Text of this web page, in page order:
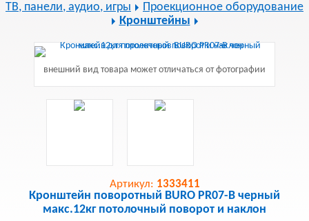
ТВ, панели, аудио, игры
Проекционное оборудование
Кронштейны
внешний вид товара может отличаться от фотографии
Артикул: 1333411
Кронштейн поворотный BURO PR07-B черный
макс.12кг потолочный поворот и наклон